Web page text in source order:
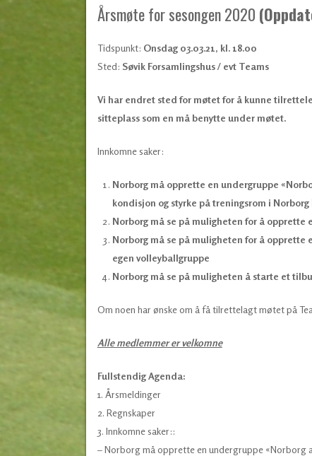
Årsmøte for sesongen 2020
Tidspunkt: Onsdag 03.03.21, kl. 18.00
Sted: Søvik Forsamlingshus / evt Teams
Vi har endret sted for møtet for å kunne
sitteplass som en må benytte under møtet.
Innkomne saker:
Norborg må opprette en undergruppe
kondisjon og styrke på treningsrom i
Norborg må se på muligheten for å
Norborg må se på muligheten for å
egen volleyballgruppe
Norborg må se på muligheten å starte et
Om noen har ønske om å få tilrettelagt møtet på
Alle medlemmer er velkomne
Fullstendig Agenda:
1. Årsmeldinger
2. Regnskaper
3. Innkomne saker::
– Norborg må opprette en undergruppe «Norborg